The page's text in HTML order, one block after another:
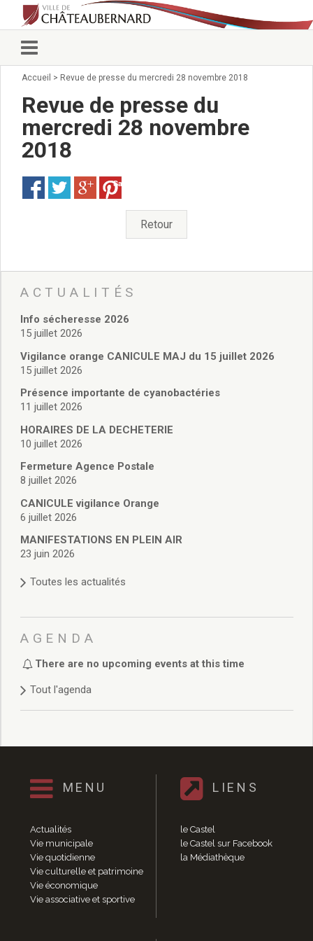
Vie municipale
Conseillers municipaux
Commissions 2026
Prendre rendez-vous
Services municipaux
Organigramme
Pour venir nous voir
État civil/élections/formalités
Affaires Scolaires
Vie associative
Police Municipale/règlementation
Services en ligne
Inscriptions sur les listes électorales
Plan Local d’Urbanisme intercommunal
Actes d’état civil
Budgets
Budget de Fonctionnement
Budget d’Investissement
Conseils municipaux
Règlement du conseil municipal
Déliberations 2026
Délibérations 2024
Délibérations 2022
Délibérations 2021
Délibérations 2019
Délibérations 2018
Délibérations 2012
Délibérations 2009
Délibérations 2008
Agenda réunions publiques
Marchés publics
Toutes les actualités
Accueil > Revue de presse du mercredi 28 novembre 2018
Revue de presse du
mercredi 28 novembre
2018
Save
Retour
ACTUALITÉS
Info sécheresse 2026
15 juillet 2026
Vigilance orange CANICULE MAJ du 15 juillet 2026
15 juillet 2026
Présence importante de cyanobactéries
11 juillet 2026
HORAIRES DE LA DECHETERIE
10 juillet 2026
Fermeture Agence Postale
8 juillet 2026
CANICULE vigilance Orange
6 juillet 2026
MANIFESTATIONS EN PLEIN AIR
23 juin 2026
Toutes les actualités
AGENDA
There are no upcoming events at this time
Tout l'agenda
MENU
Actualités
Vie municipale
Vie quotidienne
Vie culturelle et patrimoine
Vie économique
Vie associative et sportive
LIENS
le Castel
le Castel sur Facebook
la Médiathèque